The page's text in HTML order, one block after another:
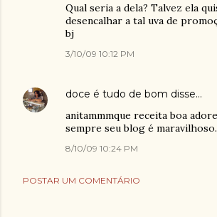
Qual seria a dela? Talvez ela
desencalhar a tal uva de
bj
3/10/09 10:12 PM
doce é tudo de bom disse…
anitammmque receita boa
sempre seu blog é
8/10/09 10:24 PM
POSTAR UM COMENTÁRIO